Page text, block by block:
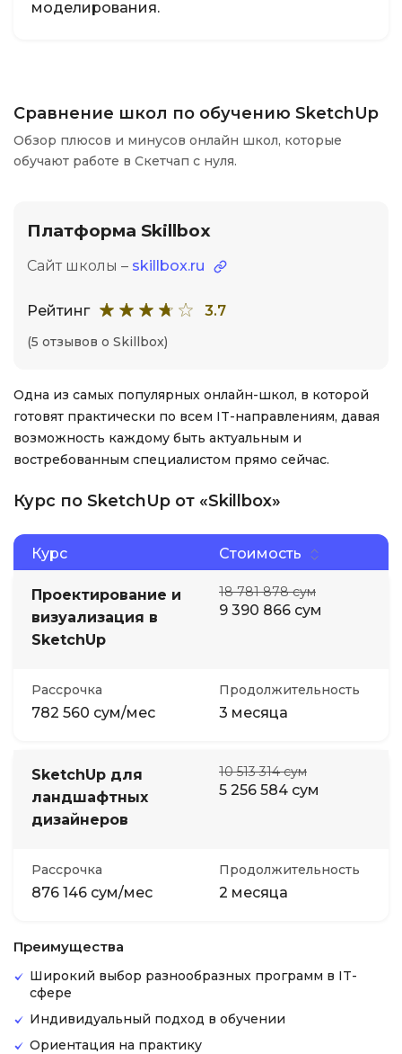
моделирования.
Сравнение школ по обучению SketchUp
Обзор плюсов и минусов онлайн школ, которые
обучают работе в Скетчап с нуля.
Платформа Skillbox
Сайт школы – skillbox.ru
Рейтинг 3.7
(5 отзывов о Skillbox)
Одна из самых популярных онлайн-школ, в которой
готовят практически по всем IT-направлениям, давая
возможность каждому быть актуальным и
востребованным специалистом прямо сейчас.
Курс по SketchUp от «Skillbox»
Курс Стоимость
Проектирование и
визуализация в
SketchUp
18 781 878 сум
9 390 866 сум
Рассрочка
782 560 сум/мес
Продолжительность
3 месяца
SketchUp для
ландшафтных
дизайнеров
10 513 314 сум
5 256 584 сум
Рассрочка
876 146 сум/мес
Продолжительность
2 месяца
Преимущества
Широкий выбор разнообразных программ в IT-
сфере
Индивидуальный подход в обучении
Ориентация на практику